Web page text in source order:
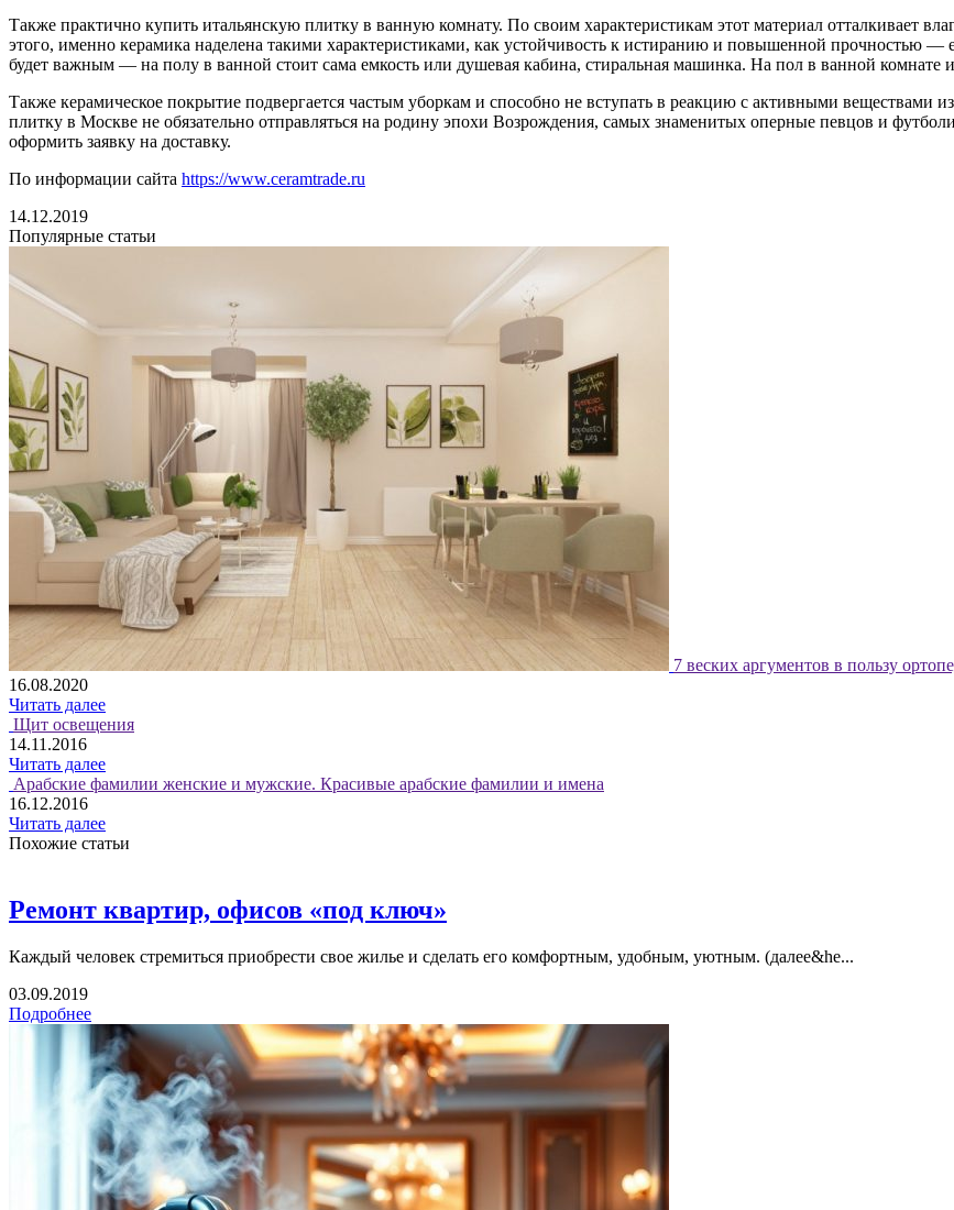
Также практично купить итальянскую плитку в ванную комнату. По своим характеристикам этот материал отталкивает
этого, именно керамика наделена такими характеристиками, как устойчивость к истиранию и повышенной прочностью —
будет важным — на полу в ванной стоит сама емкость или душевая кабина, стиральная машинка. На пол в ванной комнате
Также керамическое покрытие подвергается частым уборкам и способно не вступать в реакцию с активными веществами
плитку в Москве не обязательно отправляться на родину эпохи Возрождения, самых знаменитых оперные певцов и
оформить заявку на доставку.
По информации сайта https://www.ceramtrade.ru
14.12.2019
Популярные статьи
7 веских аргументов в пользу
16.08.2020
Читать далее
Щит освещения
14.11.2016
Читать далее
Арабские фамилии женские и мужские. Красивые арабские фамилии и имена
16.12.2016
Читать далее
Похожие статьи
Ремонт квартир, офисов «под ключ»
Каждый человек стремиться приобрести свое жилье и сделать его комфортным, удобным, уютным. (далее&he...
03.09.2019
Подробнее